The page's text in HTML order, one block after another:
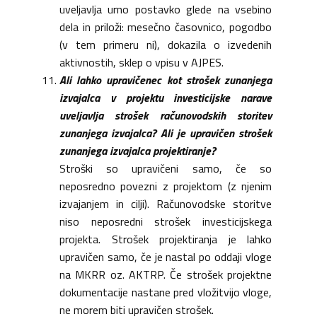
uveljavlja urno postavko glede na vsebino
dela in priloži: mesečno časovnico, pogodbo
(v tem primeru ni), dokazila o izvedenih
aktivnostih, sklep o vpisu v AJPES.
Ali lahko upravičenec kot strošek zunanjega
izvajalca v projektu investicijske narave
uveljavlja strošek računovodskih storitev
zunanjega izvajalca? Ali je upravičen strošek
zunanjega izvajalca projektiranje?
Stroški so upravičeni samo, če so
neposredno povezni z projektom (z njenim
izvajanjem in cilji). Računovodske storitve
niso neposredni strošek investicijskega
projekta. Strošek projektiranja je lahko
upravičen samo, če je nastal po oddaji vloge
na MKRR oz. AKTRP. Če strošek projektne
dokumentacije nastane pred vložitvijo vloge,
ne morem biti upravičen strošek.